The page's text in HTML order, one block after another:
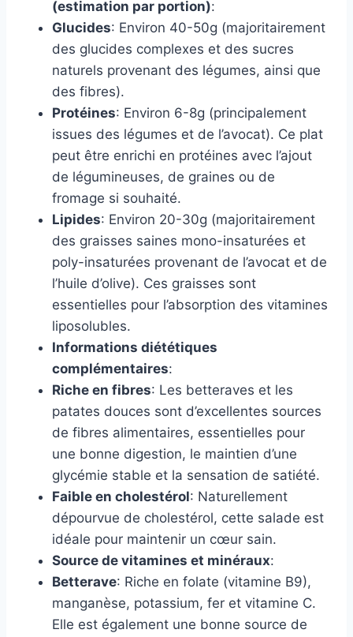
(estimation par portion):
Glucides: Environ 40-50g (majoritairement
des glucides complexes et des sucres
naturels provenant des légumes, ainsi que
des fibres).
Protéines: Environ 6-8g (principalement
issues des légumes et de l’avocat). Ce plat
peut être enrichi en protéines avec l’ajout
de légumineuses, de graines ou de
fromage si souhaité.
Lipides: Environ 20-30g (majoritairement
des graisses saines mono-insaturées et
poly-insaturées provenant de l’avocat et de
l’huile d’olive). Ces graisses sont
essentielles pour l’absorption des vitamines
liposolubles.
Informations diététiques
complémentaires:
Riche en fibres: Les betteraves et les
patates douces sont d’excellentes sources
de fibres alimentaires, essentielles pour
une bonne digestion, le maintien d’une
glycémie stable et la sensation de satiété.
Faible en cholestérol: Naturellement
dépourvue de cholestérol, cette salade est
idéale pour maintenir un cœur sain.
Source de vitamines et minéraux:
Betterave: Riche en folate (vitamine B9),
manganèse, potassium, fer et vitamine C.
Elle est également une bonne source de